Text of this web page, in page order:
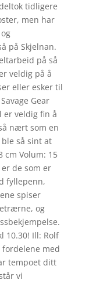
tidligere
men har
på Skjelnan.
på så
veldig på å
eller esker til
Gear
er veldig fin å
nært som en
så sint at
cm Volum: 15
de som er
fyllepenn,
spiser
og
10.30! Ill: Rolf
fordelene med
tempoet ditt
vi